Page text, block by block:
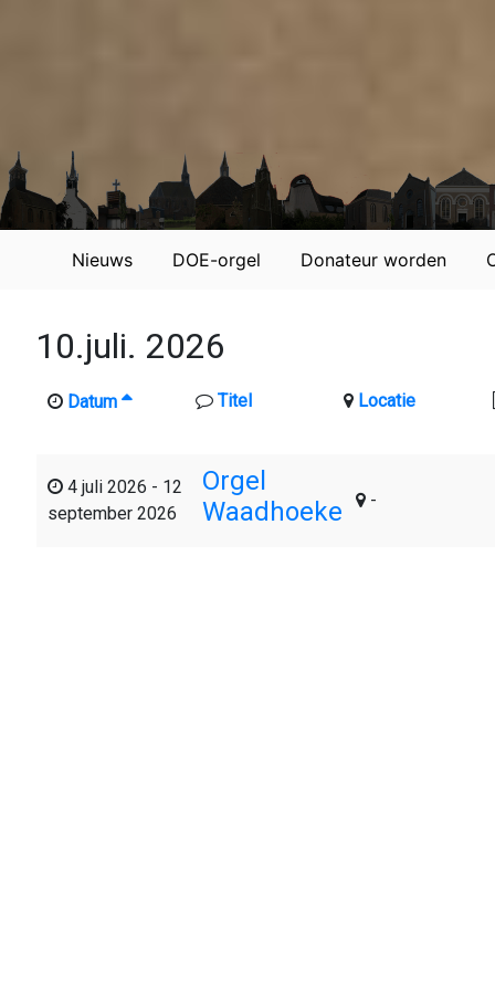
Nieuws DOE-orgel Donateur worden
10.juli. 2026
Datum Titel Locatie
4 juli 2026 - 12
september 2026
Orgel
Waadhoeke
-